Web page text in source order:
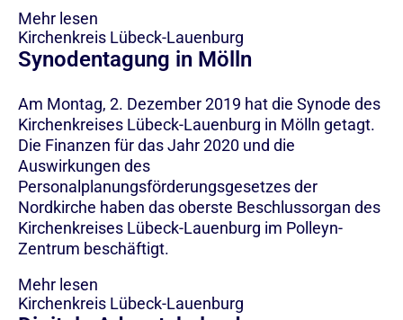
Mehr lesen
Kirchenkreis Lübeck-Lauenburg
Synodentagung in Mölln
Am Montag, 2. Dezember 2019 hat die Synode des
Kirchenkreises Lübeck-Lauenburg in Mölln getagt.
Die Finanzen für das Jahr 2020 und die
Auswirkungen des
Personalplanungsförderungsgesetzes der
Nordkirche haben das oberste Beschlussorgan des
Kirchenkreises Lübeck-Lauenburg im Polleyn-
Zentrum beschäftigt.
Mehr lesen
Kirchenkreis Lübeck-Lauenburg